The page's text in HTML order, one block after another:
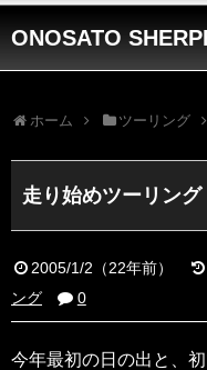
ONOSATO
ホーム ツーリング
走り始めツーリング
2005/1/2 （22年前）
ング
0
今年最初の日の出と、